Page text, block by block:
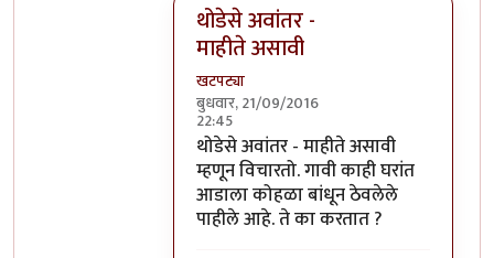
थोडेसे अवांतर -
माहीते असावी
खटपट्या
बुधवार, 21/09/2016
22:45
In reply toहे स्वमतीमंदत्व आहे असे आता
थोडेसे अवांतर - माहीते असावी
म्हणून विचारतो. गावी काही घरांत
आडाला कोहळा बांधून ठेवलेले
पाहीले आहे. ते का करतात ?